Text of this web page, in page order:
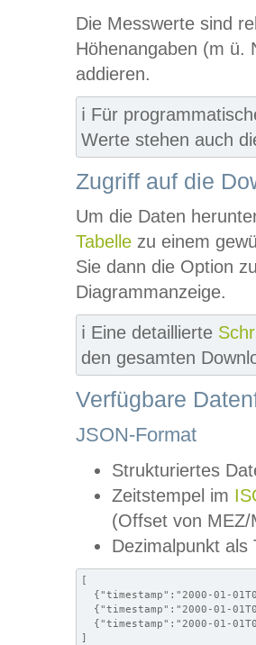
Die Messwerte sind
Höhenangaben (m ü.
addieren.
ℹ️ Für
Werte stehen auch
Zugriff auf die
Um die Daten
Tabelle zu einem
Sie dann die Option
Diagrammanzeige.
ℹ️ Eine detaillierte
den gesamten
Verfügbare
JSON-Format
Strukturiertes
Zeitstempel im
(Offset von MEZ/
Dezimalpunkt als
[
{"timestamp":"2000-01-
{"timestamp":"2000-01-
{"timestamp":"2000-01-
]